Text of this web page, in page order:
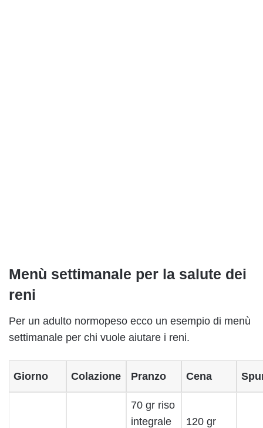
Menù settimanale per la salute dei
reni
Per un adulto normopeso ecco un esempio di menù
settimanale per chi vuole aiutare i reni.
Giorno Colazione Pranzo Cena
70 gr riso
integrale
120 gr